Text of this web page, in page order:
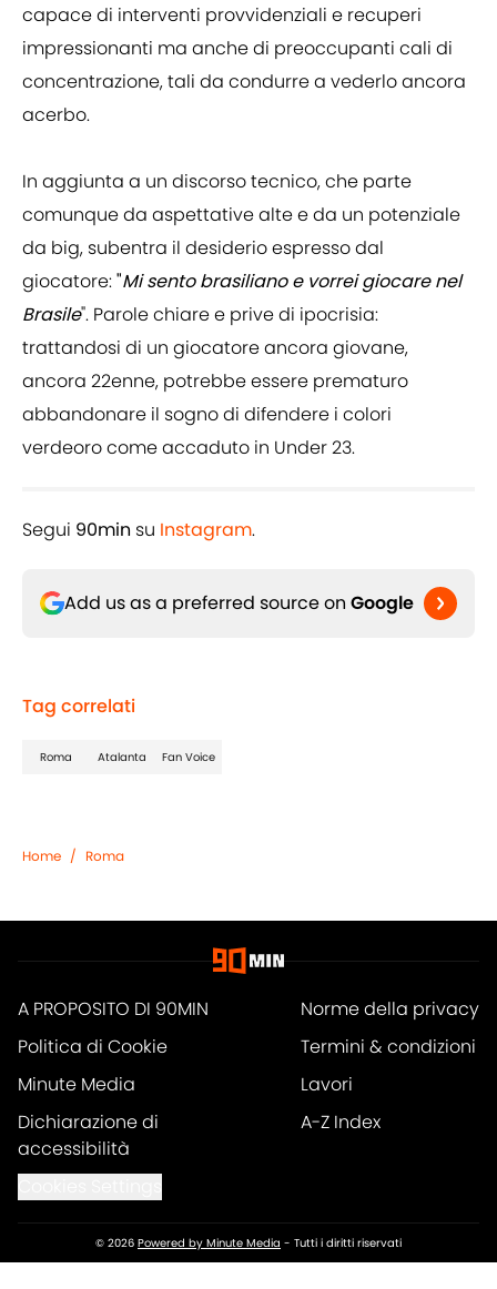
capace di interventi provvidenziali e recuperi
impressionanti ma anche di preoccupanti cali di
concentrazione, tali da condurre a vederlo ancora
acerbo.
In aggiunta a un discorso tecnico, che parte
comunque da aspettative alte e da un potenziale
da big, subentra il desiderio espresso dal
giocatore:"Mi sento brasiliano e vorrei giocare nel
Brasile". Parole chiare e prive di ipocrisia:
trattandosi di un giocatore ancora giovane,
ancora 22enne, potrebbe essere prematuro
abbandonare il sogno di difendere i colori
verdeoro come accaduto in Under 23.
Segui 90min su Instagram.
Add us as a preferred source on Google
Tag correlati
Roma Atalanta Fan Voice
Home / Roma
A PROPOSITO DI 90MIN
Norme della privacy
Politica di Cookie
Termini & condizioni
Minute Media
Lavori
Dichiarazione di
accessibilità
A-Z Index
© 2026 Powered by Minute Media - Tutti i diritti riservati